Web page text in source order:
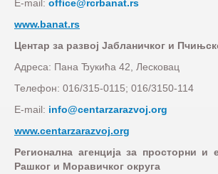
E-mail: office@rcrbanat.rs
www.banat.rs
Центар за развој Јабланичког и
Адреса: Пана Ђукића 42, Лесковац
Телефон: 016/315-0115; 016/3150-114
E-mail: info@centarzarazvoj.org
www.centarzarazvoj.org
Регионална агенција за просторни и
Рашког и Моравичког округа